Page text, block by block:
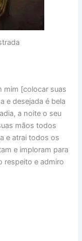
mim [colocar suas
e desejada é bela
a noite o seu
mãos todos
e atrai todos os
e imploram para
respeito e admiro